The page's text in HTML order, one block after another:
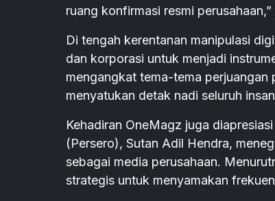
ruang konfirmasi resmi perusahaan,”
Di tengah kerentanan manipulasi
dan korporasi untuk menjadi
mengangkat tema-tema
menyatukan detak nadi seluruh
Kehadiran OneMagz juga
(Persero), Sutan Adil Hendra,
sebagai media perusahaan.
strategis untuk menyamakan